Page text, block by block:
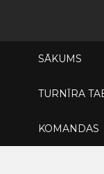
SĀKUMS
TURNĪRA
KOMANDAS